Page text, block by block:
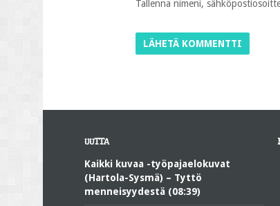
Tallenna nimeni,
UUTTA
Kaikki kuvaa -työpajaelokuvat
(Hartola-Sysmä) – Tyttö
menneisyydestä (08:39)